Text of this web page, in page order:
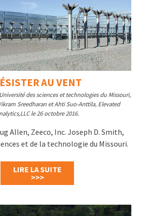
AU VENT
des sciences et technologies du Missouri,
Sreedharan et Ahti Suo-Anttila, Elevated
le 26 octobre 2016.
Allen, Zeeco, Inc. Joseph D. Smith,
et de la technologie du Missouri.
LIRE LA SUITE
>>>